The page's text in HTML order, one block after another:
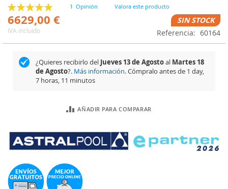
Valoración:
100
% of100
1 Opinión Valora este producto
6629,00 €
IVA incluido
SIN STOCK
Referencia
60164
¿Quieres recibirlo del Jueves 13 de Agostoal Martes 18
de Agosto?. Más información. Cómpralo antes de 1 day,
7 horas, 11 minutos
AÑADIR PARA COMPARAR
la
galería
de